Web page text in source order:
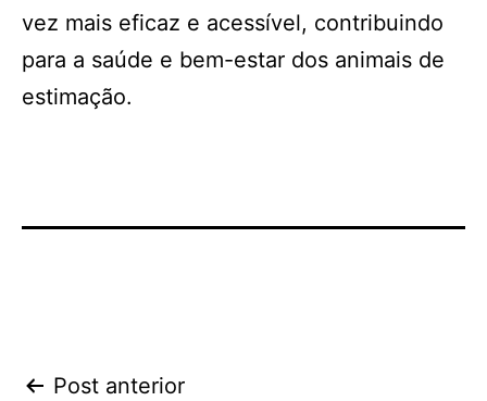
vez mais eficaz e acessível, contribuindo
para a saúde e bem-estar dos animais de
estimação.
Navegação
Post anterior